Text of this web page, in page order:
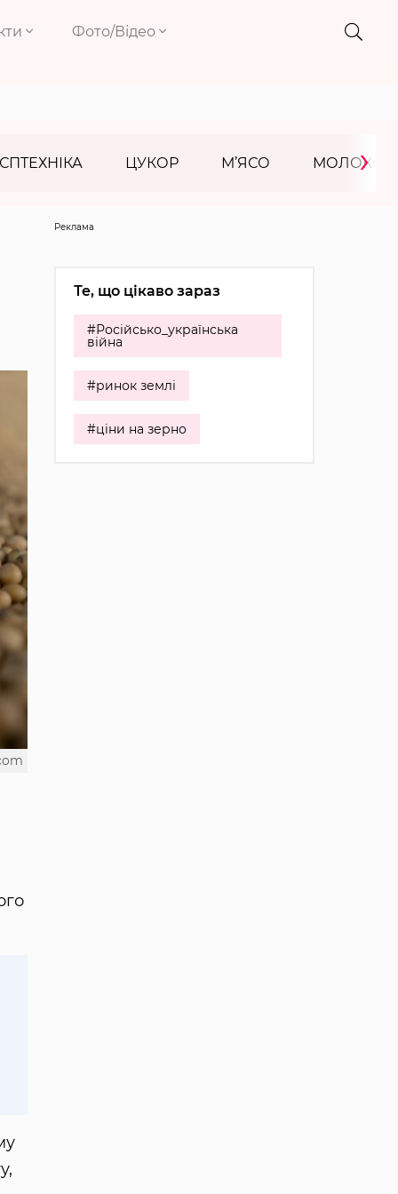
Фото/Відео
ЦУКОР М’ЯСО МОЛОКО
›
Реклама
Те, що цікаво зараз
#Російсько_українська
війна
#ринок землі
#ціни на зерно